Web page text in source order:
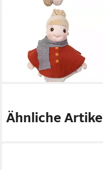
RUBENS BARN
Puppenkleidung Schal
Krageneinsatz Mädchen
21,10 € UVP 24,90 €
in 2-3 Werktagen bei dir
Ähnliche Artikel